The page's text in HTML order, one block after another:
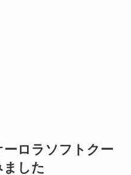
ロラソフトクー
した